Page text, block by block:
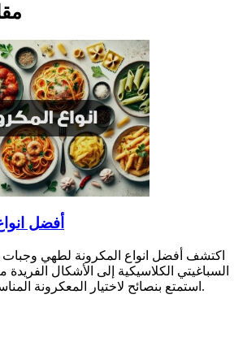
أفضل
اكتشف أفضل انواع المكرونة لطهي
السباغيتي الكلاسيكية إلى الأشكال الفريدة
استمتع بنصائح لاختيار المعكرونة المناسبة لوصفاتك المفضلة.